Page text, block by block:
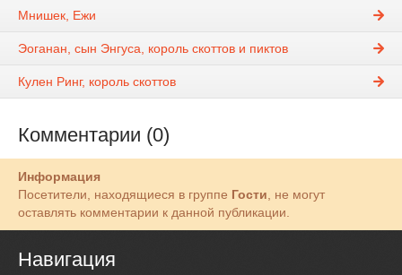
Мнишек, Ежи
Эоганан, сын Энгуса, король скоттов и пиктов
Кулен Ринг, король скоттов
Комментарии (0)
Информация
Посетители, находящиеся в группе Гости , не могут
оставлять комментарии к данной публикации.
Навигация